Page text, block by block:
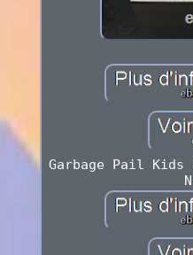
Garbage Pail Kids